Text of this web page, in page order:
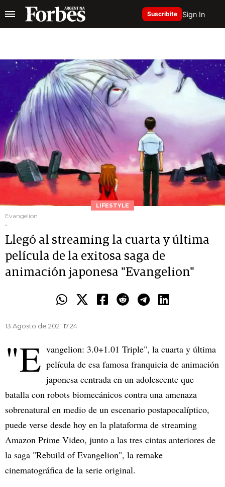
Suscribite Sign In
LIFESTYLE
Evangelion
.
Llegó al streaming la cuarta y última
película de la exitosa saga de
animación japonesa "Evangelion"
13 Agosto de 2021 17.24
"E vangelion: 3.0+1.01 Triple", la cuarta y última
película de esa famosa franquicia de animación
japonesa centrada en un adolescente que
batalla con robots biomecánicos contra una amenaza
sobrenatural en medio de un escenario postapocalíptico,
puede verse desde hoy en la plataforma de streaming
Amazon Prime Video, junto a las tres cintas anteriores de
la saga "Rebuild of Evangelion", la remake
cinematográfica de la serie original.